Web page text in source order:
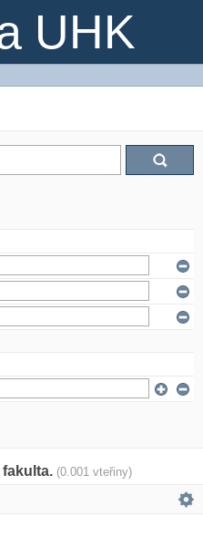
UHK
(0.001 vteřiny)